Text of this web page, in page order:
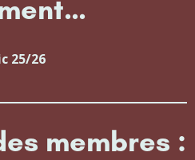
25/26
membres :